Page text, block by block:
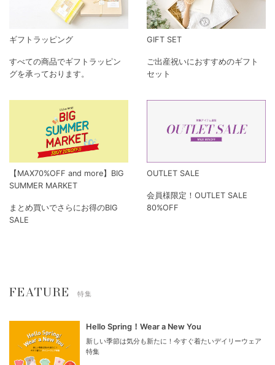
ギフトラッピング
すべての商品でギフトラッピン
グを承っております。
GIFT SET
ご出産祝いにおすすめのギフト
セット
【MAX70%OFF and more】BIG
SUMMER MARKET
まとめ買いでさらにお得のBIG
SALE
OUTLET SALE
会員様限定！OUTLET SALE
80%OFF
FEATURE 特集
Hello Spring！Wear a New You
新しい季節は気分も新たに！今すぐ着たいデイリーウェア
特集